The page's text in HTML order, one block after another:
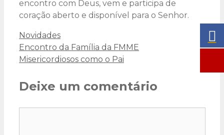
encontro com Deus, vem e participa de
coração aberto e disponível para o Senhor.
Categorias
Novidades
Encontro da Família da FMME
Misericordiosos como o Pai
Deixe um comentário